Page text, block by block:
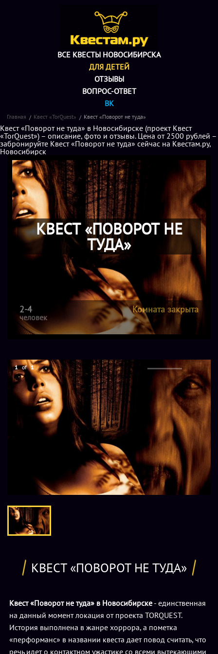
ВСЕ КВЕСТЫ НОВОСИБИРСКА
ДЛЯ ДЕТЕЙ
ОТЗЫВЫ
ВОПРОС-ОТВЕТ
ВК
Главная Квест «TorQuest» Квест «Поворот не туда»
Квест «Поворот не туда» в Новосибирске (проект Квест
«TorQuest») – описание, фото и отзывы. Цена от 2500 рублей –
забронируйте Квест «Поворот не туда» сейчас на Квестам.ру,
Новосибирск
КВЕСТ «ПОВОРОТ НЕ
ТУДА»
2-4
человек
Комната закрыта
1 of 1
КВЕСТ «ПОВОРОТ НЕ ТУДА»
Квест «Поворот не туда» в Новосибирске - единственная
на данный момент локация от проекта TORQUEST.
История выполнена в жанре хоррора, а пометка
«перформанс» в названии квеста дает повод считать, что
речь идет о контактном ужастике со всеми вытекающими